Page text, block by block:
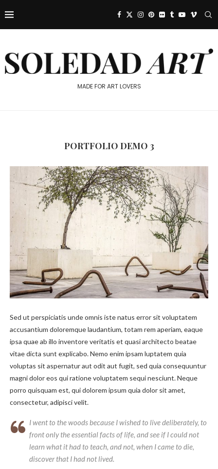
MADE FOR ART LOVERS
PORTFOLIO DEMO 3
Sed ut perspiciatis unde omnis iste natus error sit voluptatem
accusantium doloremque laudantium, totam rem aperiam, eaque
ipsa quae ab illo inventore veritatis et quasi architecto beatae
vitae dicta sunt explicabo. Nemo enim ipsam luptatem quia
voluptas sit aspernatur aut odit aut fugit, sed quia consequuntur
magni dolor eos qui ratione voluptatem sequi nesciunt. Neque
porro quisquam est, qui dolorem ipsum quia dolor sit amet,
consectetur, adipisci velit.
I went to the woods because I wished to live deliberately, to
front only the essential facts of life, and see if I could not
learn what it had to teach, and not, when I came to die,
discover that I had not lived.